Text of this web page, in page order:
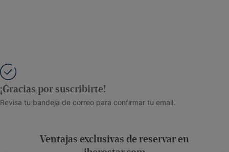
¡Gracias por suscribirte!
Revisa tu bandeja de correo para confirmar tu email.
Ventajas exclusivas de reservar en